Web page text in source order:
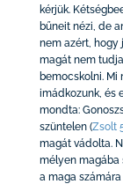
kérjük.
bűneit nézi, de
nem azért, hogy
magát nem
bemocskolni. Mi
imádkozunk, és
mondta:
szüntelen (Zsolt
magát vádolta.
mélyen magába
a maga